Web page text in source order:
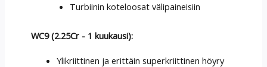
Turbiinin koteloosat välipaineisiin
WC9 (2.25Cr - 1 kuukausi):
Ylikriittinen ja erittäin superkriittinen höyry